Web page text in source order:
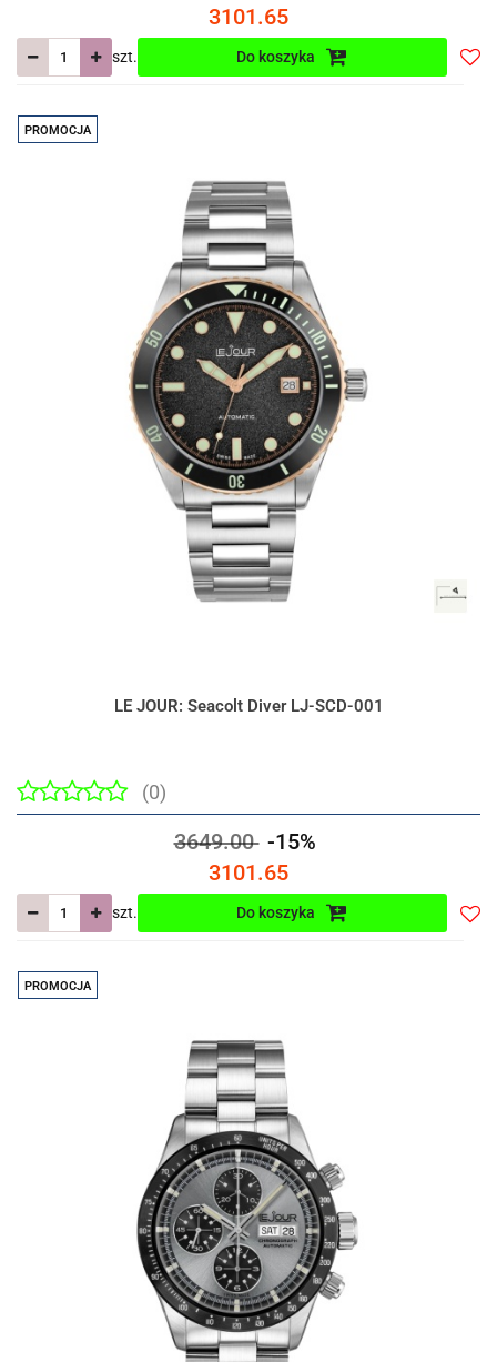
3101.65
szt. Do koszyka
PROMOCJA
LE JOUR: Seacolt Diver LJ-SCD-001
(0)
3649.00 -15%
3101.65
szt. Do koszyka
PROMOCJA